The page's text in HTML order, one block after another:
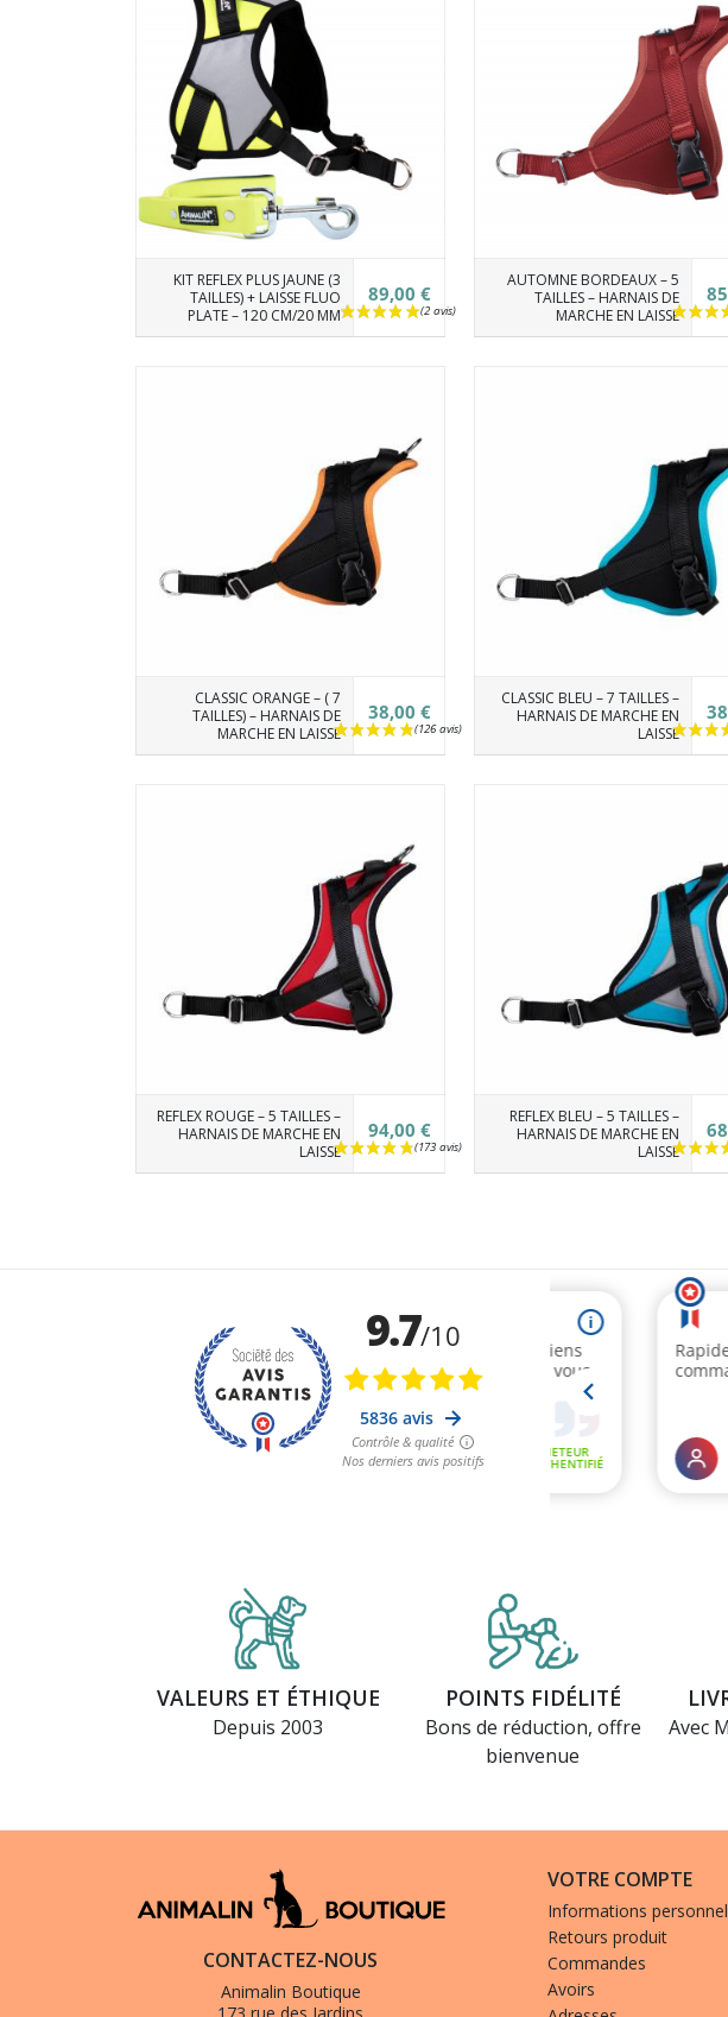
(11
(1
KIT REFLEX PLUS JAUNE (3
TAILLES) + LAISSE FLUO
PLATE – 120 CM/20 MM
89,00 €
AUTOMNE BORDEAUX – 5
TAILLES – HARNAIS DE
MARCHE EN LAISSE
CLASSIC ORANGE – ( 7
TAILLES) – HARNAIS DE
MARCHE EN LAISSE
38,00 €
CLASSIC BLEU – 7 TAILLES –
HARNAIS DE MARCHE EN
LAISSE
REFLEX ROUGE – 5 TAILLES –
HARNAIS DE MARCHE EN
LAISSE
94,00 €
REFLEX BLEU – 5 TAILLES –
HARNAIS DE MARCHE EN
LAISSE
VALEURS ET ÉTHIQUE
Depuis 2003
POINTS FIDÉLITÉ
Bons de réduction, offre
bienvenue
Avec
CONTACTEZ-NOUS
Animalin Boutique
VOTRE COMPTE
Informations
Retours produit
Commandes
Avoirs